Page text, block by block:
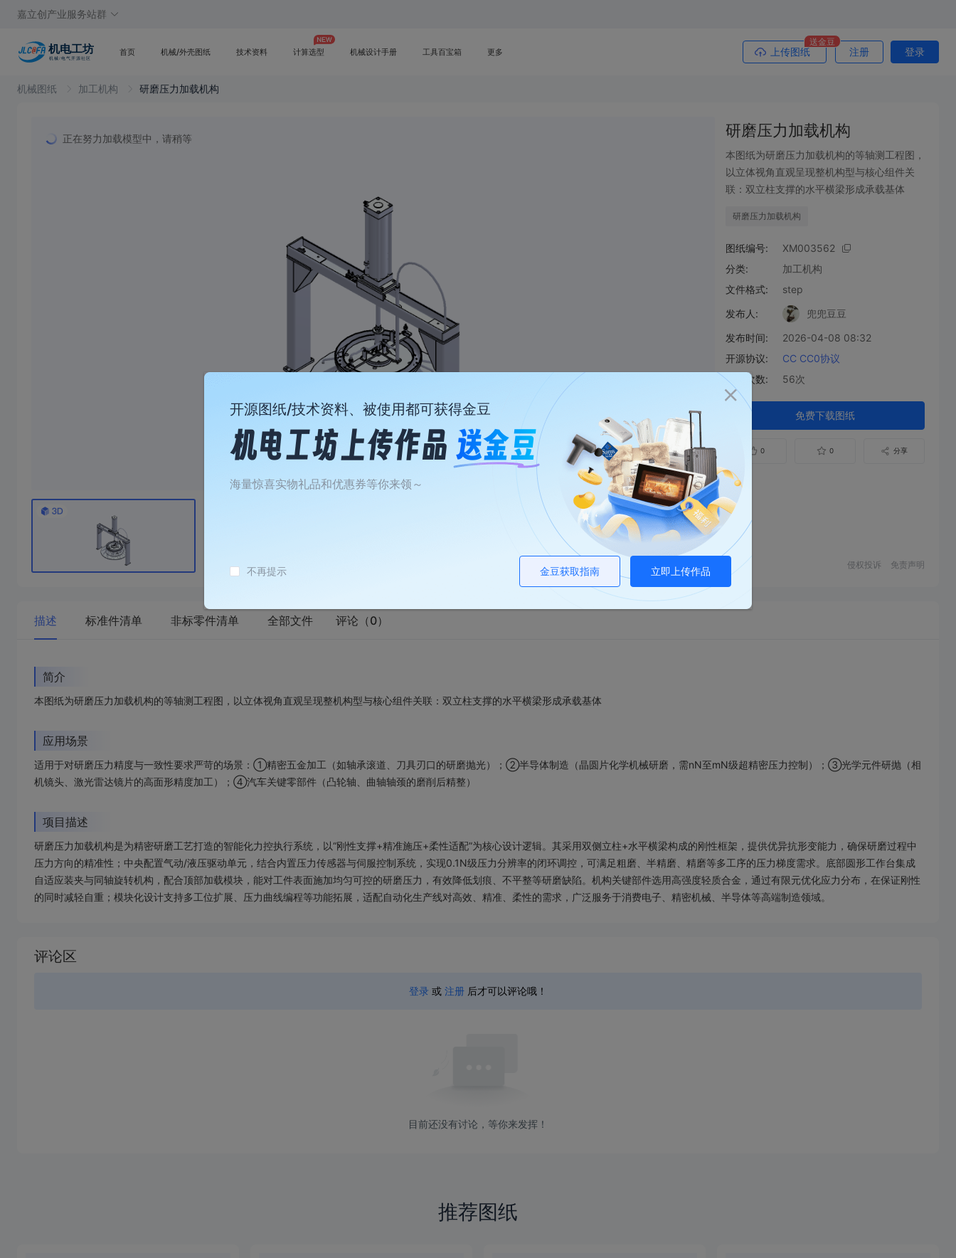
嘉立创产业服务站群
首页 机械/外壳图纸 技术资料 计算选型 机械设计手册 工具百宝箱 更多
送金豆
上传图纸 注册 登录
机械图纸 加工机构 研磨压力加载机构
正在努力加载模型中，请稍等 研磨压力加载机构
本图纸为研磨压力加载机构的等轴测工程图，
以立体视角直观呈现整机构型与核心组件关
联：双立柱支撑的水平横梁形成承载基体
研磨压力加载机构
图纸编号:
XM003562
分类:
加工机构
文件格式:
step
发布人:
兜兜豆豆
发布时间:
2026-04-08 08:32
开源协议:
CC CC0协议
下载次数:
56次
免费下载图纸
0 0 分享
侵权投诉 免责声明
描述 标准件清单 非标零件清单 全部文件 评论（0）
简介
本图纸为研磨压力加载机构的等轴测工程图，以立体视角直观呈现整机构型与核心组件关联：双立柱支撑的水平横梁形成承载基体
应用场景
适用于对研磨压力精度与一致性要求严苛的场景：①精密五金加工（如轴承滚道、刀具刃口的研磨抛光）；②半导体制造（晶圆片化学机械研磨，需nN至mN级超精密压力控制）；③光学元件研抛（相
机镜头、激光雷达镜片的高面形精度加工）；④汽车关键零部件（凸轮轴、曲轴轴颈的磨削后精整）
项目描述
研磨压力加载机构是为精密研磨工艺打造的智能化力控执行系统，以“刚性支撑+精准施压+柔性适配”为核心设计逻辑。其采用双侧立柱+水平横梁构成的刚性框架，提供优异抗形变能力，确保研磨过程中
压力方向的精准性；中央配置气动/液压驱动单元，结合内置压力传感器与伺服控制系统，实现0.1N级压力分辨率的闭环调控，可满足粗磨、半精磨、精磨等多工序的压力梯度需求。底部圆形工作台集成
自适应装夹与同轴旋转机构，配合顶部加载模块，能对工件表面施加均匀可控的研磨压力，有效降低划痕、不平整等研磨缺陷。机构关键部件选用高强度轻质合金，通过有限元优化应力分布，在保证刚性
的同时减轻自重；模块化设计支持多工位扩展、压力曲线编程等功能拓展，适配自动化生产线对高效、精准、柔性的需求，广泛服务于消费电子、精密机械、半导体等高端制造领域。
失
评论区
登录 或 注册 后才可以评论哦！
目前还没有讨论，等你来发挥！
推荐图纸
开源图纸/技术资料、被使用都可获得金豆
海量惊喜实物礼品和优惠券等你来领～
不再提示 金豆获取指南 立即上传作品